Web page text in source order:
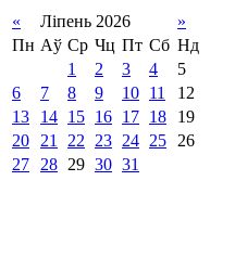
« Ліпень 2026
»
Пн Аў Ср Чц Пт Сб Нд
1
2 3 4
5
6
7 8 9 10 11
12
13
14 15 16 17 18
19
20
21 22 23 24 25
26
27
28 29 30 31